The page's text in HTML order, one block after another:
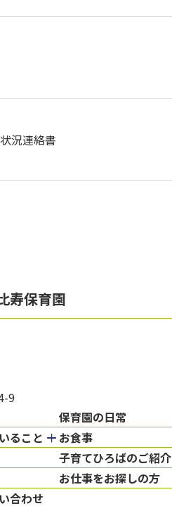
況連絡書
寿保育園
9
保育園の日常
ること
お食事
子育てひろばのご紹介
お仕事をお探しの方
合わせ